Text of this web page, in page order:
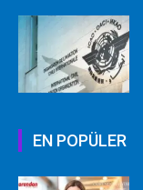
EN POPÜLER